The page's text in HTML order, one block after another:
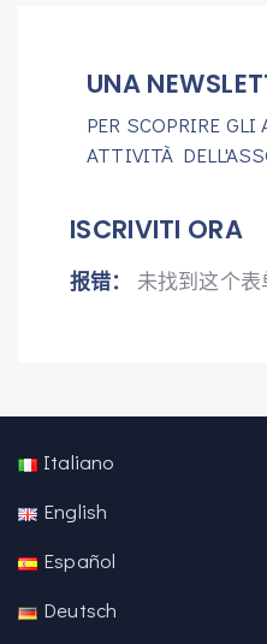
UNA
PER SCOPRIRE
ATTIVITÀ
ISCRIVITI ORA
报错： 未找到这个表
Italiano
English
Español
Deutsch